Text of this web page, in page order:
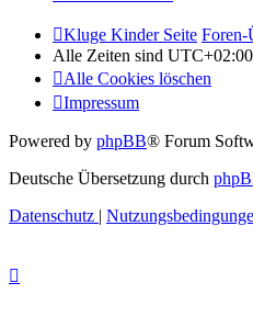
Kluge Kinder Seite Foren-
Alle Zeiten sind UTC+02:00
Alle Cookies löschen
Impressum
Powered by phpBB® Forum
Deutsche Übersetzung durch
Datenschutz |